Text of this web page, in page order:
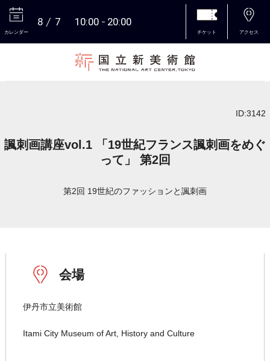
カレンダー
8 7 10:00 20:00
チケット アクセス
ID:3142
諷刺画講座vol.1 「19世紀フランス諷刺画をめぐ
って」 第2回
第2回 19世紀のファッションと諷刺画
会場
伊丹市立美術館
Itami City Museum of Art, History and Culture